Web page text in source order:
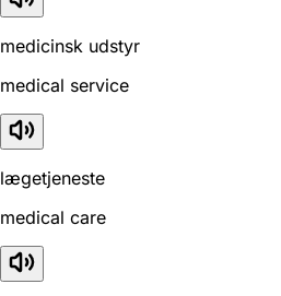
medicinsk udstyr
medical service
lægetjeneste
medical care